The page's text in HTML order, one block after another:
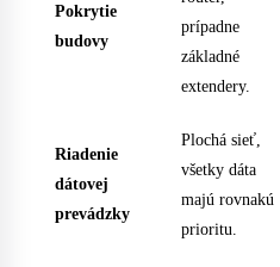
Pokrytie
budovy
prípadne
základné
extendery.
Riadenie
dátovej
prevádzky
Plochá sieť,
všetky dáta
majú rovnakú
prioritu.